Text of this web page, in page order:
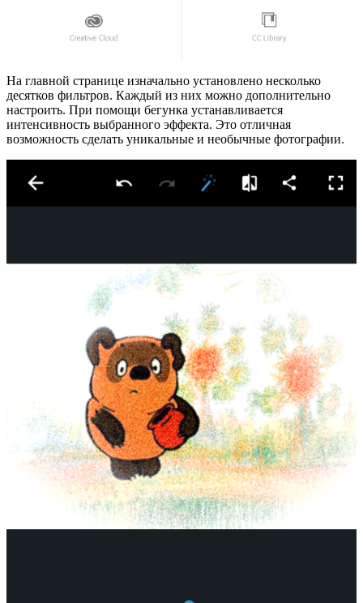
На главной странице изначально установлено несколько
десятков фильтров. Каждый из них можно дополнительно
настроить. При помощи бегунка устанавливается
интенсивность выбранного эффекта. Это отличная
возможность сделать уникальные и необычные фотографии.